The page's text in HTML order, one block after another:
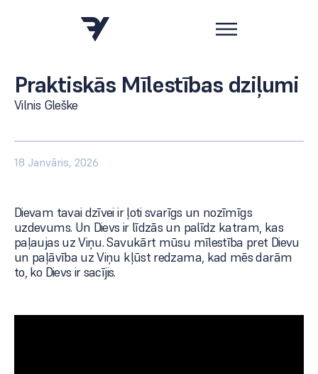
Praktiskās Mīlestības dziļumi
Vilnis Gleške
18 Janvāris, 2026
Dievam tavai dzīvei ir ļoti svarīgs un nozīmīgs
uzdevums. Un Dievs ir līdzās un palīdz katram, kas
paļaujas uz Viņu. Savukārt mūsu mīlestība pret Dievu
un paļāvība uz Viņu kļūst redzama, kad mēs darām
to, ko Dievs ir sacījis.